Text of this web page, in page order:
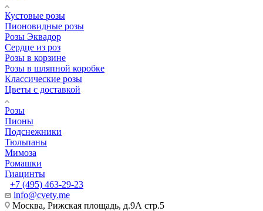
Кустовые розы
Пионовидные розы
Розы Эквадор
Сердце из роз
Розы в корзине
Розы в шляпной коробке
Классические розы
Цветы с доставкой
Розы
Пионы
Подснежники
Тюльпаны
Мимоза
Ромашки
Гиацинты
+7 (495) 463-29-23
info@cvety.me
Москва, Рижская площадь, д.9А стр.5